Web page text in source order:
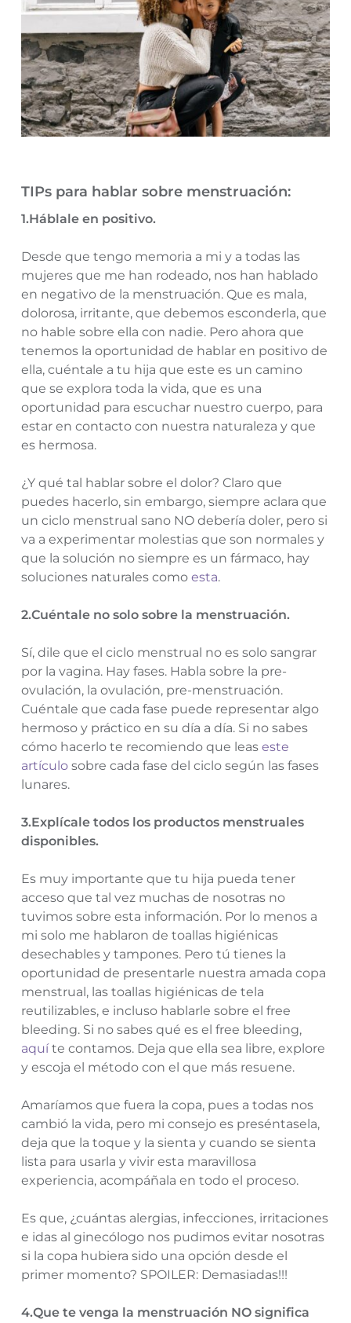
TIPs para hablar sobre menstruación:
1.Háblale en positivo.
Desde que tengo memoria a mi y a todas las
mujeres que me han rodeado, nos han hablado
en negativo de la menstruación. Que es mala,
dolorosa, irritante, que debemos esconderla, que
no hable sobre ella con nadie. Pero ahora que
tenemos la oportunidad de hablar en positivo de
ella, cuéntale a tu hija que este es un camino
que se explora toda la vida, que es una
oportunidad para escuchar nuestro cuerpo, para
estar en contacto con nuestra naturaleza y que
es hermosa.
¿Y qué tal hablar sobre el dolor? Claro que
puedes hacerlo, sin embargo, siempre aclara que
un ciclo menstrual sano NO debería doler, pero si
va a experimentar molestias que son normales y
que la solución no siempre es un fármaco, hay
soluciones naturales como esta.
2.Cuéntale no solo sobre la menstruación.
Sí, dile que el ciclo menstrual no es solo sangrar
por la vagina. Hay fases. Habla sobre la pre-
ovulación, la ovulación, pre-menstruación.
Cuéntale que cada fase puede representar algo
hermoso y práctico en su día a día. Si no sabes
cómo hacerlo te recomiendo que leas este
artículosobre cada fase del ciclo según las fases
lunares.
3.Explícale todos los productos menstruales
disponibles.
Es muy importante que tu hija pueda tener
acceso que tal vez muchas de nosotras no
tuvimos sobre esta información. Por lo menos a
mi solo me hablaron de toallas higiénicas
desechables y tampones. Pero tú tienes la
oportunidad de presentarle nuestra amada copa
menstrual, las toallas higiénicas de tela
reutilizables, e incluso hablarle sobre el free
bleeding. Si no sabes qué es el free bleeding,
aquíte contamos. Deja que ella sea libre, explore
y escoja el método con el que más resuene.
Amaríamos que fuera la copa, pues a todas nos
cambió la vida, pero mi consejo es preséntasela,
deja que la toque y la sienta y cuando se sienta
lista para usarla y vivir esta maravillosa
experiencia, acompáñala en todo el proceso.
Es que, ¿cuántas alergias, infecciones, irritaciones
e idas al ginecólogo nos pudimos evitar nosotras
si la copa hubiera sido una opción desde el
primer momento? SPOILER: Demasiadas!!!
4.Que te venga la menstruación NO significa